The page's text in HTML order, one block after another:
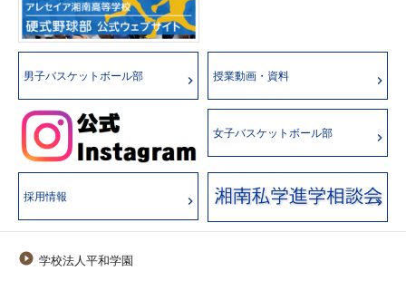
授業動画・資料
男子バスケットボール部
女子バスケットボール部
採用情報
 学校法人平和学園